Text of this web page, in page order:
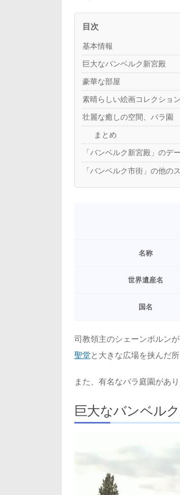
目次
基本情報
巨大なバンベルク新宮殿
豪華な部屋
素晴らしい絵画コレクション
壮麗な癒しの空間、バラ園
まとめ
「バンベルク新宮殿」のデ
「バンベルク市街」の他の
名称
世界遺産名
国名
司教領主のシェーンボルン
聖堂 と大きな広場を挟んだ
また、有名なバラ庭園があ
巨大なバンベル